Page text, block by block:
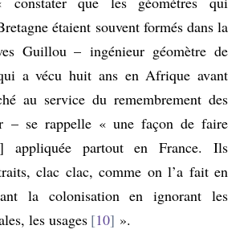
étaient souvent formés dans la
Guillou – ingénieur géomètre de
a vécu huit ans en Afrique avant
au service du remembrement des
– se rappelle « une façon de faire
partout en France. Ils
clac clac, comme on l’a fait en
la colonisation en ignorant les
les usages 10 ».